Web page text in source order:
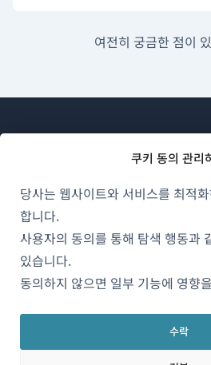
쿠키 동의 관리
당사는 웹사이트와 서비스를 최적
합니다.
사용자의 동의를 통해 탐색 행동과
있습니다.
동의하지 않으면 일부 기능에 영향
수락
여전히 궁금한 점이
한국어
WPML 소개
GDPR 및 개인정보
(새
창
서
(새
창
에
서